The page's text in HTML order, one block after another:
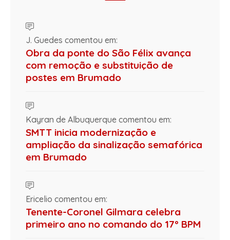
J. Guedes comentou em:
Obra da ponte do São Félix avança
com remoção e substituição de
postes em Brumado
Kayran de Albuquerque comentou em:
SMTT inicia modernização e
ampliação da sinalização semafórica
em Brumado
Ericelio comentou em:
Tenente-Coronel Gilmara celebra
primeiro ano no comando do 17º BPM